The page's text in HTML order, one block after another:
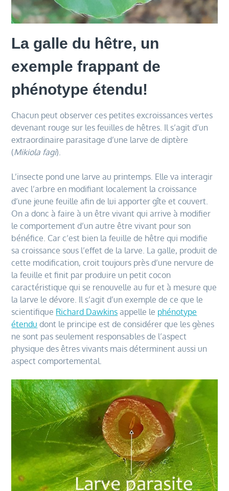
La galle du hêtre, un
exemple frappant de
phénotype étendu!
Chacun peut observer ces petites excroissances vertes
devenant rouge sur les feuilles de hêtres. Il s’agit d’un
extraordinaire parasitage d’une larve de diptère
(Mikiola fagi).
L’insecte pond une larve au printemps. Elle va interagir
avec l’arbre en modifiant localement la croissance
d’une jeune feuille afin de lui apporter gîte et couvert.
On a donc à faire à un être vivant qui arrive à modifier
le comportement d’un autre être vivant pour son
bénéfice. Car c’est bien la feuille de hêtre qui modifie
sa croissance sous l’effet de la larve. La galle, produit de
cette modification, croit toujours près d’une nervure de
la feuille et finit par produire un petit cocon
caractéristique qui se renouvelle au fur et à mesure que
la larve le dévore. Il s’agit d’un exemple de ce que le
scientifique Richard Dawkins appelle le phénotype
étendu dont le principe est de considérer que les gènes
ne sont pas seulement responsables de l’aspect
physique des êtres vivants mais déterminent aussi un
aspect comportemental.